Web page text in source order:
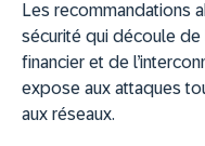
Les recommandations
sécurité qui découle de
financier et de
expose aux attaques
aux réseaux.